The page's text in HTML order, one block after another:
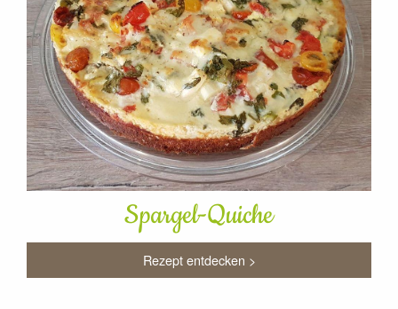
Spargel-Quiche
Rezept entdecken >